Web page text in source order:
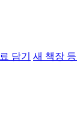
담기 새 책장